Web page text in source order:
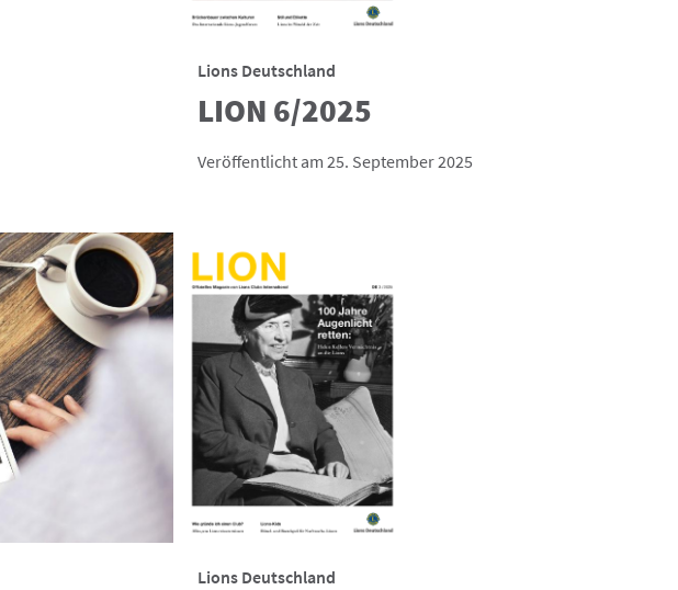
Lions Deutschland
LION 6/2025
Veröffentlicht am 25. September 2025
Lions Deutschland